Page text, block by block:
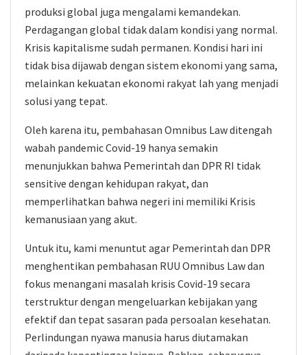
produksi global juga mengalami kemandekan.
Perdagangan global tidak dalam kondisi yang normal.
Krisis kapitalisme sudah permanen. Kondisi hari ini
tidak bisa dijawab dengan sistem ekonomi yang sama,
melainkan kekuatan ekonomi rakyat lah yang menjadi
solusi yang tepat.
Oleh karena itu, pembahasan Omnibus Law ditengah
wabah pandemic Covid-19 hanya semakin
menunjukkan bahwa Pemerintah dan DPR RI tidak
sensitive dengan kehidupan rakyat, dan
memperlihatkan bahwa negeri ini memiliki Krisis
kemanusiaan yang akut.
Untuk itu, kami menuntut agar Pemerintah dan DPR
menghentikan pembahasan RUU Omnibus Law dan
fokus menangani masalah krisis Covid-19 secara
terstruktur dengan mengeluarkan kebijakan yang
efektif dan tepat sasaran pada persoalan kesehatan.
Perlindungan nyawa manusia harus diutamakan